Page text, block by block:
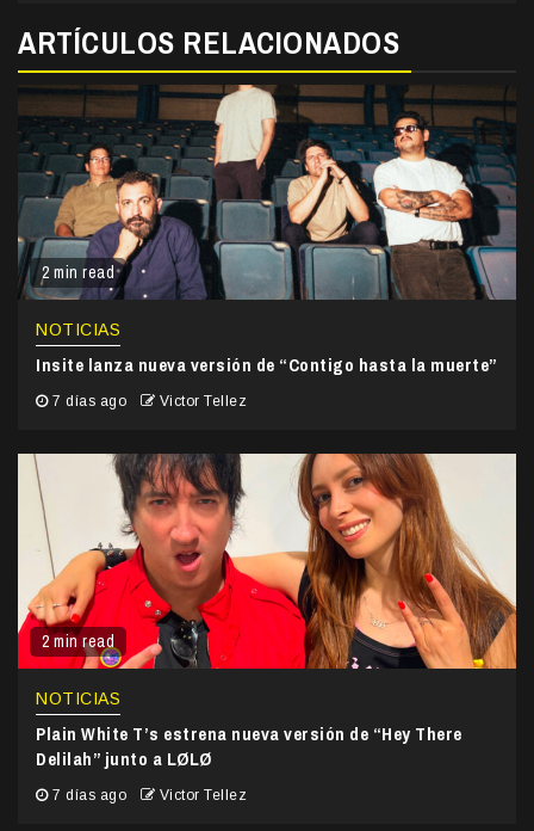
ARTÍCULOS RELACIONADOS
2 min read
NOTICIAS
Insite lanza nueva versión de “Contigo hasta la muerte”
7 días ago Victor Tellez
2 min read
NOTICIAS
Plain White T’s estrena nueva versión de “Hey There
Delilah” junto a LØLØ
7 días ago Victor Tellez